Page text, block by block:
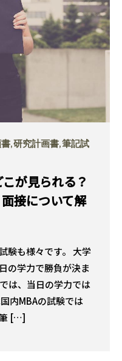
,研究計画書,筆記試
が見られる？
接について解
験も様々です。 大学
の学力で勝負が決ま
は、当日の学力では
内MBAの試験では
筆 […]